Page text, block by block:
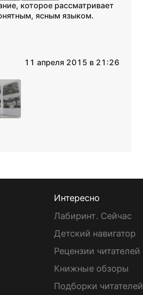
которое рассматривает
ясным языком.
11 апреля 2015 в 21:26
Интересно
Лабиринт. Сейчас
Детский навигатор
Рецензии читателей
Книжные обзоры
Подборки читателей